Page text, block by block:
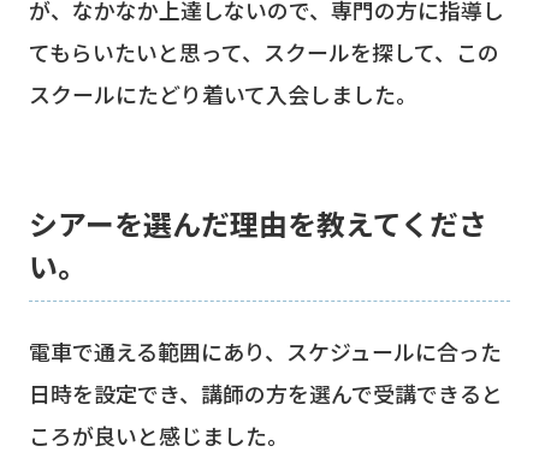
が、なかなか上達しないので、専門の方に指導し
てもらいたいと思って、スクールを探して、この
スクールにたどり着いて入会しました。
シアーを選んだ理由を教えてくださ
い。
電車で通える範囲にあり、スケジュールに合った
日時を設定でき、講師の方を選んで受講できると
ころが良いと感じました。